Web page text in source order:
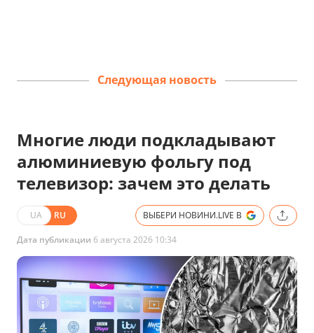
Следующая новость
Многие люди подкладывают
алюминиевую фольгу под
телевизор: зачем это делать
UA RU ВЫБЕРИ НОВИНИ.LIVE В
Дата публикации 6 августа 2026 10:34